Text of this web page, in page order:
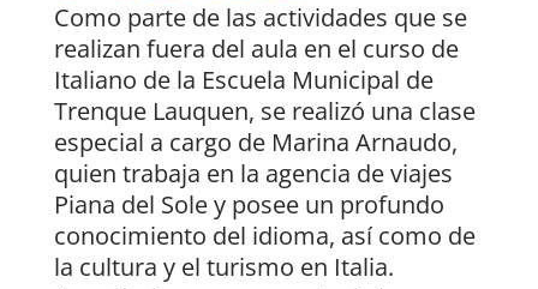
Como parte de las actividades que se
realizan fuera del aula en el curso de
Italiano de la Escuela Municipal de
Trenque Lauquen, se realizó una clase
especial a cargo de Marina Arnaudo,
quien trabaja en la agencia de viajes
Piana del Sole y posee un profundo
conocimiento del idioma, así como de
la cultura y el turismo en Italia.